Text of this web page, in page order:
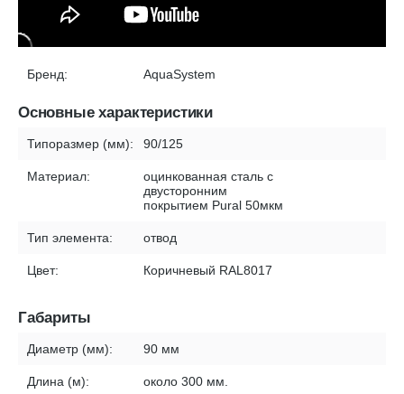
Бренд: AquaSystem
Основные характеристики
Типоразмер (мм): 90/125
Материал:
оцинкованная сталь с
двусторонним
покрытием Pural 50мкм
Тип элемента: отвод
Цвет: Коричневый RAL8017
Габариты
Диаметр (мм): 90 мм
Длина (м): около 300 мм.